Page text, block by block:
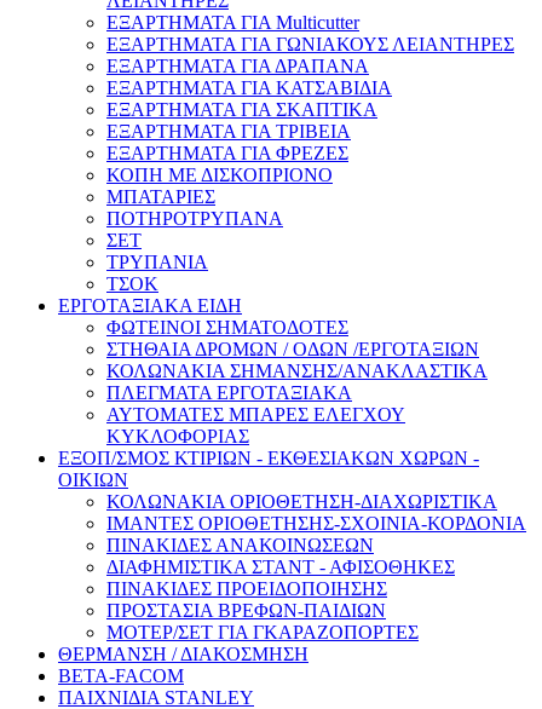
ΕΞΑΡΤΗΜΑΤΑ ΓΙΑ Multicutter
ΕΞΑΡΤΗΜΑΤΑ ΓΙΑ ΓΩΝΙΑΚΟΥΣ ΛΕΙΑΝΤΗΡΕΣ
ΕΞΑΡΤΗΜΑΤΑ ΓΙΑ ΔΡΑΠΑΝΑ
ΕΞΑΡΤΗΜΑΤΑ ΓΙΑ ΚΑΤΣΑΒΙΔΙΑ
ΕΞΑΡΤΗΜΑΤΑ ΓΙΑ ΣΚΑΠΤΙΚΑ
ΕΞΑΡΤΗΜΑΤΑ ΓΙΑ ΤΡΙΒΕΙΑ
ΕΞΑΡΤΗΜΑΤΑ ΓΙΑ ΦΡΕΖΕΣ
ΚΟΠΗ ΜΕ ΔΙΣΚΟΠΡΙΟΝΟ
ΜΠΑΤΑΡΙΕΣ
ΠΟΤΗΡΟΤΡΥΠΑΝΑ
ΣΕΤ
ΤΡΥΠΑΝΙΑ
ΤΣΟΚ
ΕΡΓΟΤΑΞΙΑΚΑ ΕΙΔΗ
ΦΩΤΕΙΝΟΙ ΣΗΜΑΤΟΔΟΤΕΣ
ΣΤΗΘΑΙΑ ΔΡΟΜΩΝ / ΟΔΩΝ /ΕΡΓΟΤΑΞΙΩΝ
ΚΟΛΩΝΑΚΙΑ ΣΗΜΑΝΣΗΣ/ΑΝΑΚΛΑΣΤΙΚΑ
ΠΛΕΓΜΑΤΑ ΕΡΓΟΤΑΞΙΑΚΑ
ΑΥΤΟΜΑΤΕΣ ΜΠΑΡΕΣ ΕΛΕΓΧΟΥ
ΚΥΚΛΟΦΟΡΙΑΣ
ΕΞΟΠ/ΣΜΟΣ ΚΤΙΡΙΩΝ - ΕΚΘΕΣΙΑΚΩΝ ΧΩΡΩΝ -
ΟΙΚΙΩΝ
ΚΟΛΩΝΑΚΙΑ ΟΡΙΟΘΕΤΗΣΗ-ΔΙΑΧΩΡΙΣΤΙΚΑ
ΙΜΑΝΤΕΣ ΟΡΙΟΘΕΤΗΣΗΣ-ΣΧΟΙΝΙΑ-ΚΟΡΔΟΝΙΑ
ΠΙΝΑΚΙΔΕΣ ΑΝΑΚΟΙΝΩΣΕΩΝ
ΔΙΑΦΗΜΙΣΤΙΚΑ ΣΤΑΝΤ - ΑΦΙΣΟΘΗΚΕΣ
ΠΙΝΑΚΙΔΕΣ ΠΡΟΕΙΔΟΠΟΙΗΣΗΣ
ΠΡΟΣΤΑΣΙΑ ΒΡΕΦΩΝ-ΠΑΙΔΙΩΝ
ΜΟΤΕΡ/ΣΕΤ ΓΙΑ ΓΚΑΡΑΖΟΠΟΡΤΕΣ
ΘΕΡΜΑΝΣΗ / ΔΙΑΚΟΣΜΗΣΗ
BETA-FACOM
ΠΑΙΧΝΙΔΙΑ STANLEY